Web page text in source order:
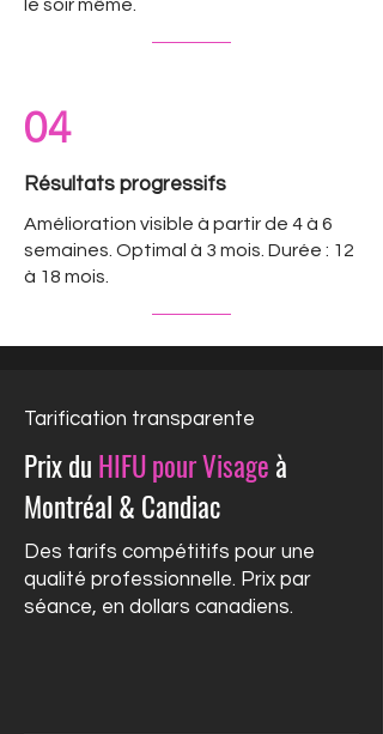
le soir même.
04
Résultats progressifs
Amélioration visible à partir de 4 à 6
semaines. Optimal à 3 mois. Durée : 12
à 18 mois.
Tarification transparente
Prix du HIFU pour Visage à
Montréal & Candiac
Des tarifs compétitifs pour une
qualité professionnelle. Prix par
séance, en dollars canadiens.